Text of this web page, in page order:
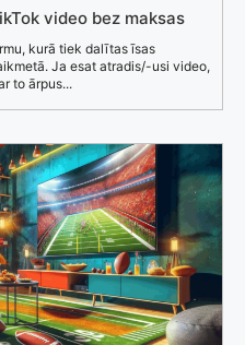
video bez maksas
kurā tiek dalītas īsas
Ja esat atradis/-usi video,
to ārpus...